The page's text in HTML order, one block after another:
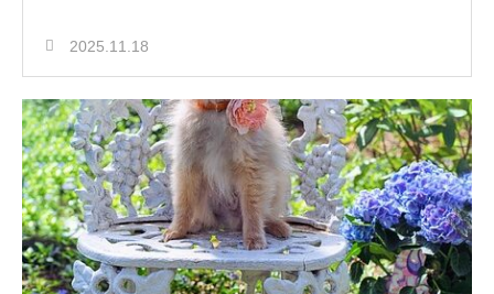
2025.11.18